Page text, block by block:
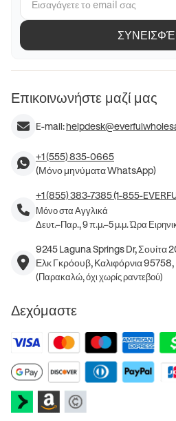
Επικοινωνήστε μαζί μας
E-mail:
+1 (555) 835-0665
(Μόνο μηνύματα WhatsApp)
+1 (855) 383-7385 (1-855-
Μόνο στα Αγγλικά
Δευτ.–Παρ., 9 π.μ.–5 μ.μ. Ώρα
9245 Laguna Springs Dr, Σουίτα
Ελκ Γκρόουβ, Καλιφόρνια 95758,
(Παρακαλώ, όχι χωρίς ραντεβού)
Δεχόμαστε